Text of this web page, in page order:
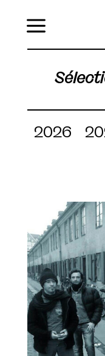
2026